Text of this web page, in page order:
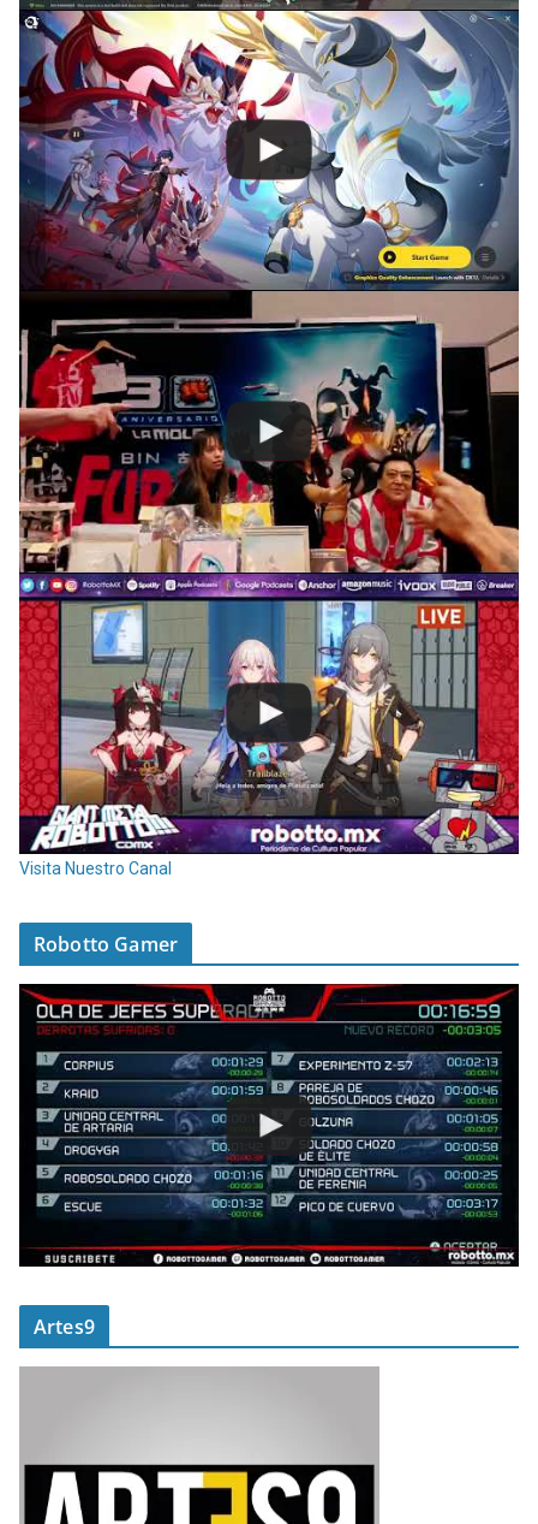
Visita Nuestro Canal
Robotto Gamer
Artes9